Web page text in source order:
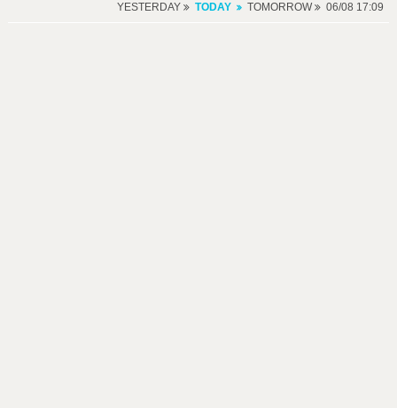
YESTERDAY TODAY TOMORROW 06/08 17:09